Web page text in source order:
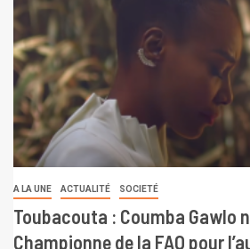
A LA UNE ACTUALITÉ SOCIETÉ
Toubacouta : Coumba Gawlo
Championne de la FAO pour